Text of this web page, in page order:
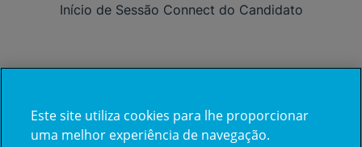
Início de Sessão Connect do Candidato
Já trabalha na CUF?
Este site utiliza cookies para lhe proporcionar
uma melhor experiência de navegação.